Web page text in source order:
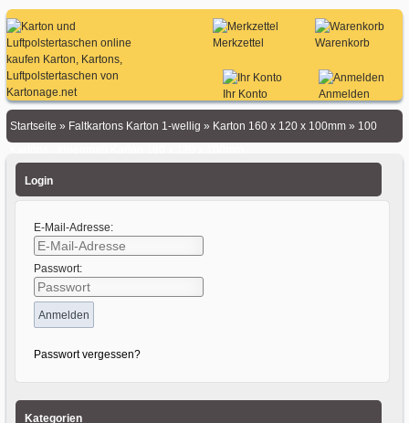
Warenkorb
Merkzettel
Anmelden
Ihr Konto
Startseite » Faltkartons Karton 1-wellig » Karton 160 x 120 x 100mm » 100
Login
E-Mail-Adresse:
Passwort:
Passwort vergessen?
Kategorien